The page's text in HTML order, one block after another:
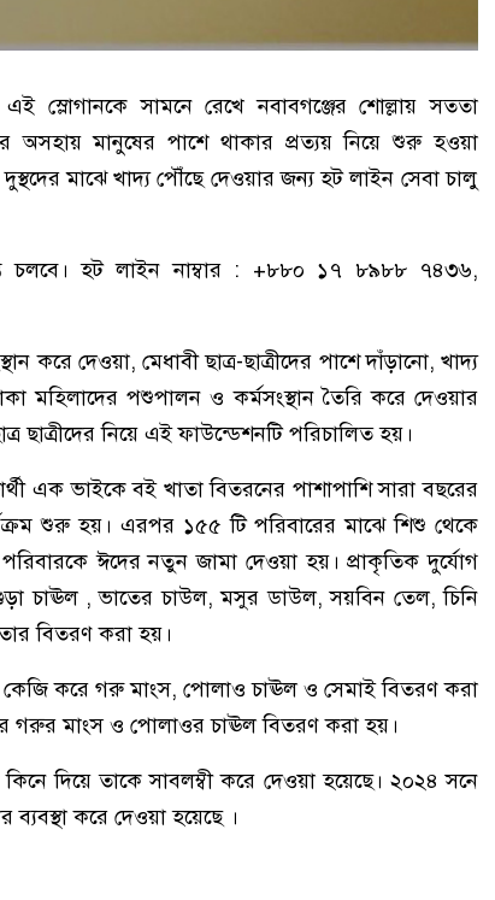
স্লোগানকে সামনে রেখে নবাবগঞ্জের শোল্লায় সততা
অসহায় মানুষের পাশে থাকার প্রত্যয় নিয়ে শুরু হওয়া
মাঝে খাদ্য পৌঁছে দেওয়ার জন্য হট লাইন সেবা চালু
চলবে। হট লাইন নাম্বার : +৮৮০ ১৭ ৮৯৮৮ ৭৪৩৬,
করে দেওয়া, মেধাবী ছাত্র-ছাত্রীদের পাশে দাঁড়ানো, খাদ্য
মহিলাদের পশুপালন ও কর্মসংস্থান তৈরি করে দেওয়ার
ছাত্রীদের নিয়ে এই ফাউন্ডেশনটি পরিচালিত হয়।
এক ভাইকে বই খাতা বিতরনের পাশাপাশি সারা বছরের
শুরু হয়। এরপর ১৫৫ টি পরিবারের মাঝে শিশু থেকে
ঈদের নতুন জামা দেওয়া হয়। প্রাকৃতিক দুর্যোগ
চাঊল , ভাতের চাউল, মসুর ডাউল, সয়বিন তেল, চিনি
বিতরণ করা হয়।
কেজি করে গরু মাংস, পোলাও চাঊল ও সেমাই বিতরণ করা
গরুর মাংস ও পোলাওর চাঊল বিতরণ করা হয়।
দিয়ে তাকে সাবলম্বী করে দেওয়া হয়েছে। ২০২৪ সনে
করে দেওয়া হয়েছে ।